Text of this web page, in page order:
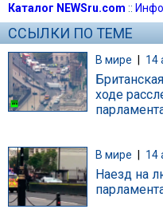
Каталог NEWSru.com ::
ССЫЛКИ ПО ТЕМЕ
В мире | 14
ходе
В мире 14
Наезд на